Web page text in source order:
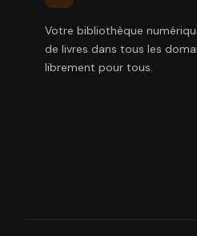
Votre bibliothèque
de livres dans tous les
librement pour tous.